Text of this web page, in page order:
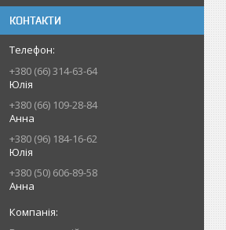
КОНТАКТИ
+380 (66) 314-63-64
Юлія
+380 (66) 109-28-84
Анна
+380 (96) 184-16-62
Юлія
+380 (50) 606-89-58
Анна